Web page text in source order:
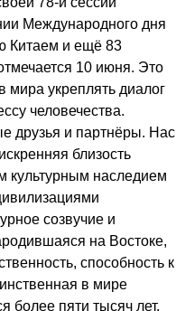
Международного дня
Китаем и ещё 83
10 июня. Это
укреплять диалог
человечества.
друзья и партнёры. Нас
близость
культурным наследием
созвучие и
на Востоке,
способность к
в мире
более пяти тысяч лет.